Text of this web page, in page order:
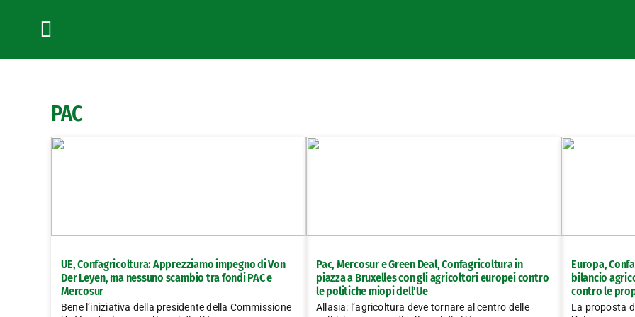
Toggle
Navigation
PAC
UE, Confagricoltura: Apprezziamo impegno di Von
Der Leyen, ma nessuno scambio tra fondi PAC e
Mercosur
Bene l’iniziativa della presidente della Commissione
Pac, Mercosur e Green Deal, Confagricoltura in
piazza a Bruxelles con gli agricoltori europei contro
le politiche miopi dell’Ue
Allasia: l’agricoltura deve tornare al centro delle
Europa,
bilancio
contro le
La proposta